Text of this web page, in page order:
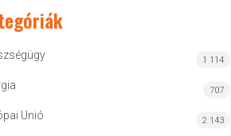
1 114
707
Unió 2 143